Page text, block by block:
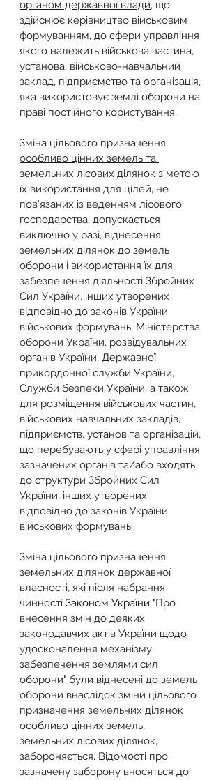
органом державної влади, що
здійснює керівництво військовим
формуванням, до сфери управління
якого належить військова частина,
установа, військово-навчальний
заклад, підприємство та організація,
яка використовує землі оборони на
праві постійного користування.
Зміна цільового призначення
особливо цінних земель та
земельних лісових ділянок з метою
їх використання для цілей, не
пов’язаних із веденням лісового
господарства, допускається
виключно у разі, віднесення
земельних ділянок до земель
оборони і використання їх для
забезпечення діяльності Збройних
Сил України, інших утворених
відповідно до законів України
військових формувань, Міністерства
оборони України, розвідувальних
органів України, Державної
прикордонної служби України,
Служби безпеки України, а також
для розміщення військових частин,
військових навчальних закладів,
підприємств, установ та організацій,
що перебувають у сфері управління
зазначених органів та/або входять
до структури Збройних Сил
України, інших утворених
відповідно до законів України
військових формувань.
Зміна цільового призначення
земельних ділянок державної
власності, які після набрання
чинності Законом України "Про
внесення змін до деяких
законодавчих актів України щодо
удосконалення механізму
забезпечення землями сил
оборони" були віднесені до земель
оборони внаслідок зміни цільового
призначення земельних ділянок
особливо цінних земель,
земельних лісових ділянок,
забороняється. Відомості про
зазначену заборону вносяться до